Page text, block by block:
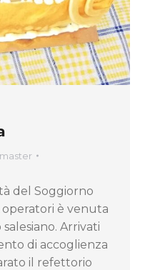
del Soggiorno
operatori è venuta
Arrivati
di accoglienza
il refettorio